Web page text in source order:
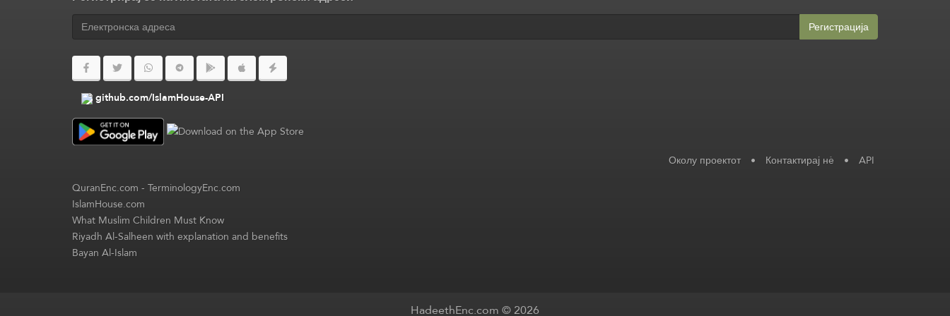
Регистрација
github.com/IslamHouse-API
Околу проектот • Контактирај нè • API
QuranEnc.com-TerminologyEnc.com
IslamHouse.com
What Muslim Children Must Know
Riyadh Al-Salheen with explanation and benefits
Bayan Al-Islam
HadeethEnc.com © 2026